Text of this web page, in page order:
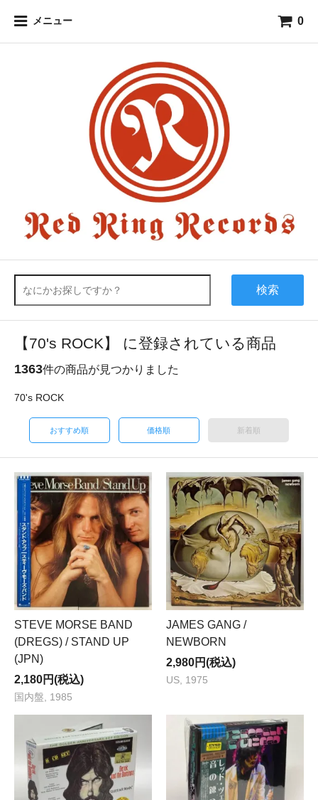
メニュー 0
検索
【70's ROCK】 に登録されている商品
1363件の商品が見つかりました
70's ROCK
おすすめ順 価格順 新着順
STEVE MORSE BAND
(DREGS) / STAND UP
(JPN)
2,180円(税込)
国内盤, 1985
JAMES GANG /
NEWBORN
2,980円(税込)
US, 1975